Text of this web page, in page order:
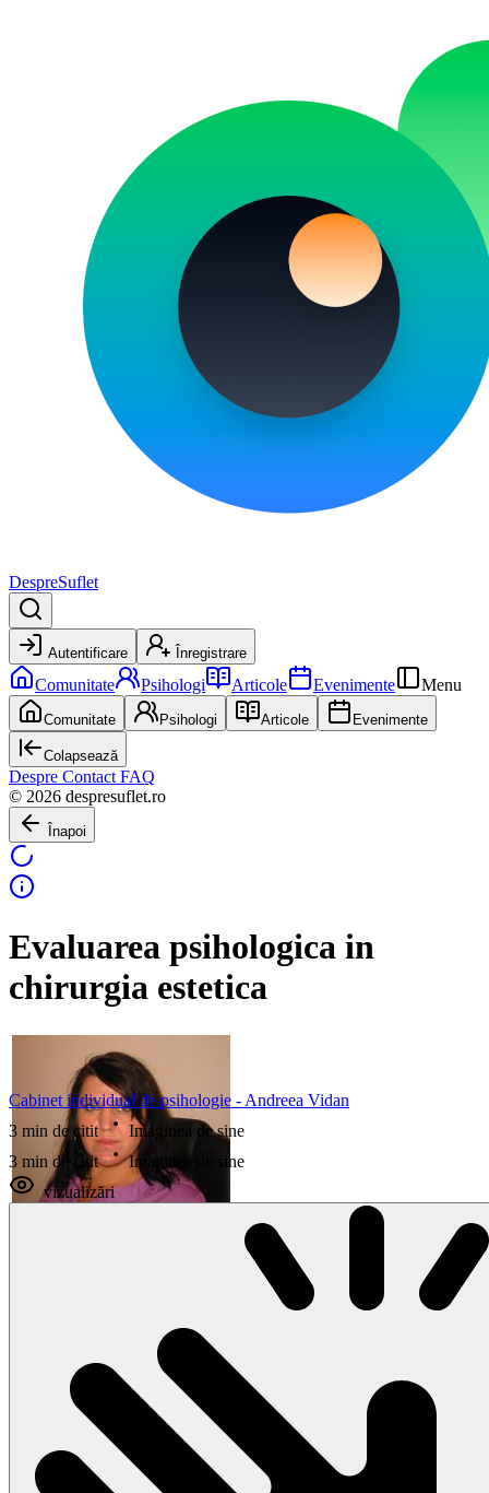
DespreSuflet
Autentificare Înregistrare
Comunitate Psihologi Articole Evenimente Menu
Comunitate Psihologi Articole Evenimente
Colapsează
Despre Contact FAQ
© 2026 despresuflet.ro
Înapoi
Evaluarea psihologica in
chirurgia estetica
Cabinet individual de psihologie - Andreea Vidan
3 min de citit
Imaginea de sine
3 min de citit
Imaginea de sine
vizualizări